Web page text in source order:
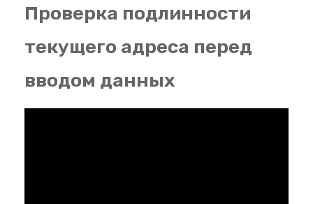
Проверка подлинности
текущего адреса перед
вводом данных